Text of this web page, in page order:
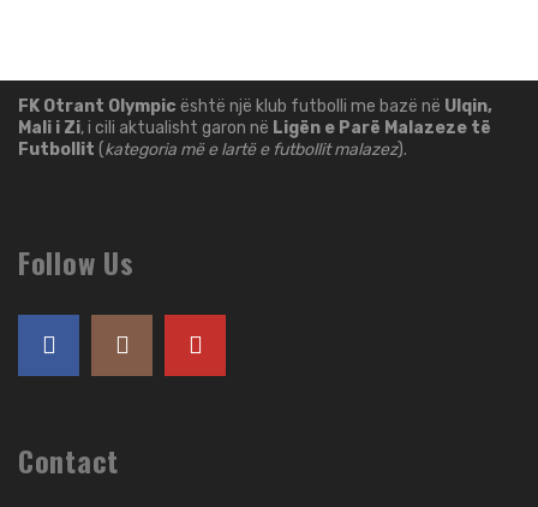
FK Otrant Olympic është një klub futbolli me bazë në Ulqin,
Mali i Zi, i cili aktualisht garon në Ligën e Parë Malazeze të
Futbollit (kategoria më e lartë e futbollit malazez).
Follow Us
Contact